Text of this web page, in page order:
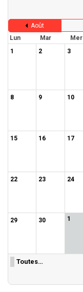
Août
Lun
Mar Mer
1
2 3
8 9 10
15 16 17
22 23 24
29 30 1
Toutes…